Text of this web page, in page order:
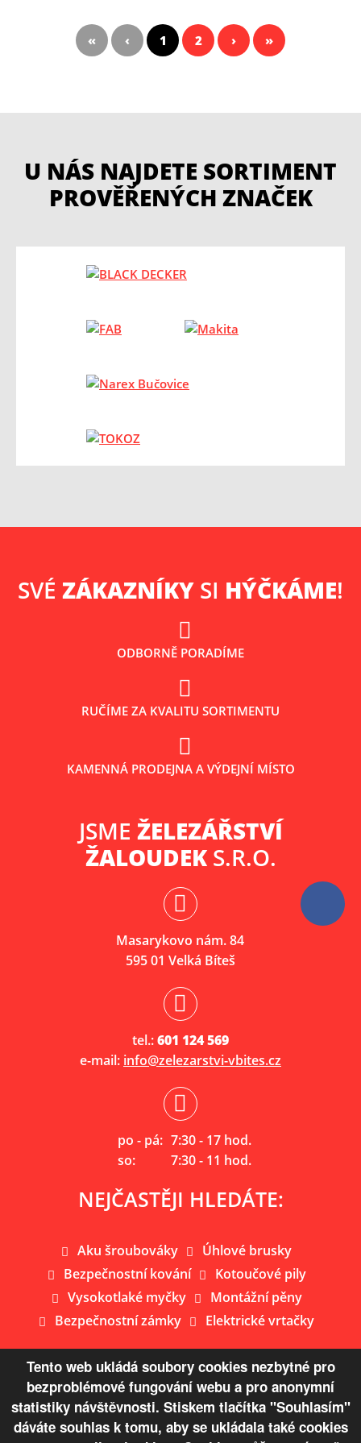
« ‹ 1 2 › »
U NÁS NAJDETE SORTIMENT
PROVĚŘENÝCH ZNAČEK
SVÉ ZÁKAZNÍKY SI HÝČKÁME!
ODBORNĚ PORADÍME
RUČÍME ZA KVALITU SORTIMENTU
KAMENNÁ PRODEJNA A VÝDEJNÍ MÍSTO
JSME ŽELEZÁŘSTVÍ
ŽALOUDEKS.R.O.
Masarykovo nám. 84
595 01 Velká Bíteš
tel.:601 124 569
e-mail: info@zelezarstvi-vbites.cz
po - pá: 7:30 - 17 hod.
so:
7:30 - 11 hod.
NEJČASTĚJI HLEDÁTE:
Aku šroubováky
Úhlové brusky
Bezpečnostní kování
Kotoučové pily
Vysokotlaké myčky
Montážní pěny
Bezpečnostní zámky
Elektrické vrtačky
Mapa webu
Tento web ukládá soubory cookies nezbytné pro
bezproblémové fungování webu a pro anonymní
statistiky návštěvnosti. Stiskem tlačítka "Souhlasím"
dáváte souhlas k tomu, aby se ukládala také cookies